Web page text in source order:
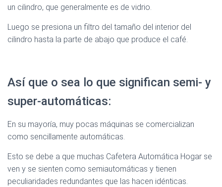
un cilindro, que generalmente es de vidrio.
Luego se presiona un filtro del tamaño del interior del
cilindro hasta la parte de abajo que produce el café.
Así que o sea lo que significan semi- y
super-automáticas:
En su mayoría, muy pocas máquinas se comercializan
como sencillamente automáticas.
Esto se debe a que muchas Cafetera Automática Hogar se
ven y se sienten como semiautomáticas y tienen
peculiaridades redundantes que las hacen idénticas.